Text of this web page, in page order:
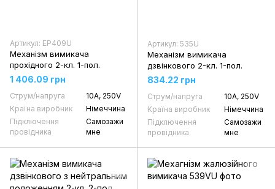
Артикул: EP409U
Механізм вимикача
прохідного 2-кл. 1-пол.
1 406.09 грн
Струм/напруга
10А, 250V
Країна виробник
Німеччина
Підключення
провідника
Самозажи
мне
Артикул: 535U
Механізм вимикача
дзвінкового 2-кл. 1-пол.
834.22 грн
Струм/напруга
10А, 250V
Країна виробник
Німеччина
Підключення
провідника
Самозажи
мне